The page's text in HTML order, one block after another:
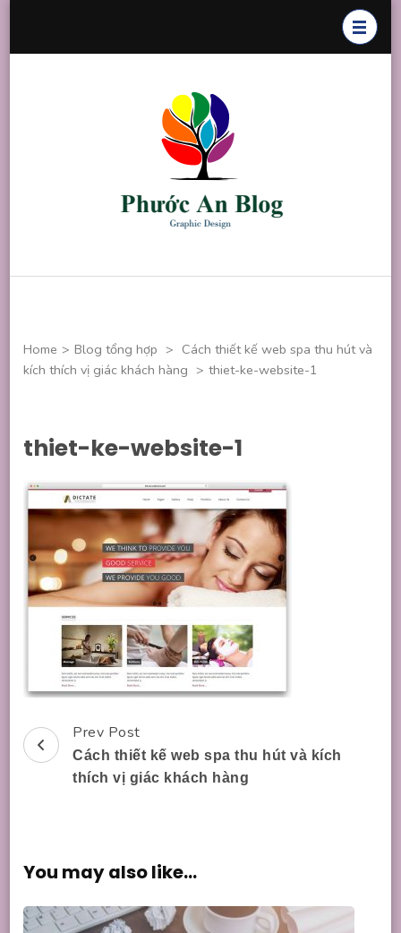
Home > Blog tổng hợp > Cách thiết kế web spa thu hút và
kích thích vị giác khách hàng > thiet-ke-website-1
thiet-ke-website-1
Post
Navigation
Prev Post
Cách thiết kế web spa thu hút và kích
thích vị giác khách hàng
You may also like...